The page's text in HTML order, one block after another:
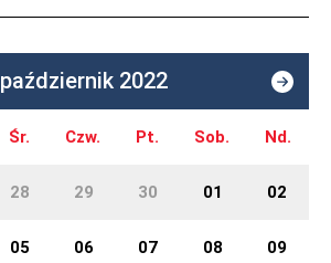
październik 2022
Śr. Czw. Pt. Sob. Nd.
28 29 30 01 02
05 06 07 08 09